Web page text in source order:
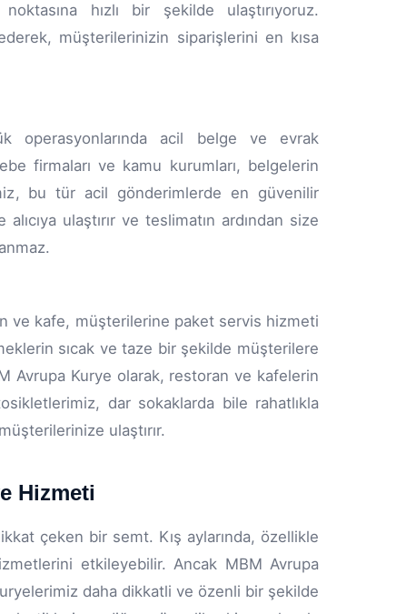
hızlı bir şekilde ulaştırıyoruz.
müşterilerinizin siparişlerini en kısa
operasyonlarında acil belge ve evrak
firmaları ve kamu kurumları, belgelerin
bu tür acil gönderimlerde en güvenilir
ulaştırır ve teslimatın ardından size
ve kafe, müşterilerine paket servis hizmeti
sıcak ve taze bir şekilde müşterilere
Avrupa Kurye olarak, restoran ve kafelerin
dar sokaklarda bile rahatlıkla
ulaştırır.
Hizmeti
çeken bir semt. Kış aylarında, özellikle
etkileyebilir. Ancak MBM Avrupa
daha dikkatli ve özenli bir şekilde